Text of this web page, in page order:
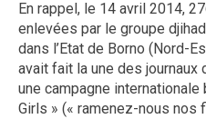
En rappel, le 14 avril 2014,
enlevées par le groupe
dans l’Etat de Borno (Nord-
avait fait la une des journaux
une campagne
Girls » (« ramenez-nous nos